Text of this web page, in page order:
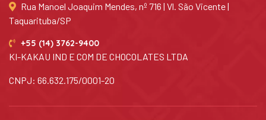
Rua Manoel Joaquim Mendes, nº 716 | Vl. São Vicente |
Taquarituba/SP
+55 (14) 3762-9400
KI-KAKAU IND E COM DE CHOCOLATES LTDA
CNPJ: 66.632.175/0001-20